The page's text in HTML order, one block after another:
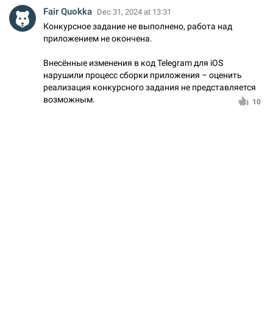
Fair Quokka Dec 31, 2024 at 13:31
Конкурсное задание не выполнено, работа над
приложением не окончена.
Внесённые изменения в код Telegram для iOS
нарушили процесс сборки приложения – оценить
реализация конкурсного задания не представляется
возможным.
10